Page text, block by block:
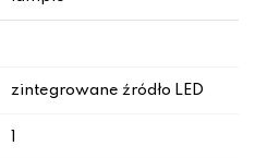
zintegrowane źródło LED